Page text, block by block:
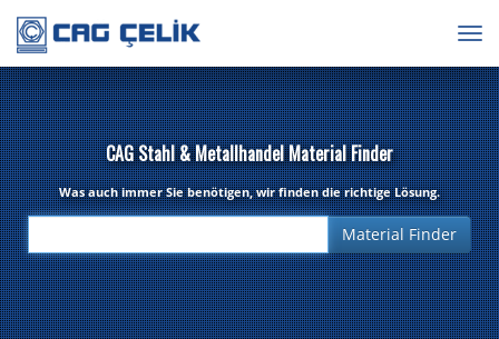
CAG Stahl & Metallhandel Material Finder
Was auch immer Sie benötigen, wir finden die richtige Lösung.